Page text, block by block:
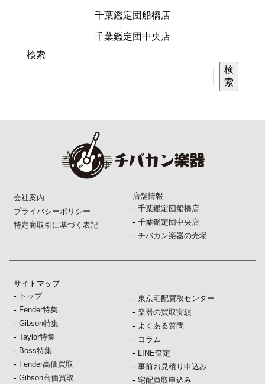
千葉鑑定団船橋店
千葉鑑定団中央店
検索
検
索
会社案内
プライバシーポリシー
特定商取引に基づく表記
店舗情報
- 千葉鑑定団船橋店
- 千葉鑑定団中央店
- チバカン楽器の売場
サイトマップ
- トップ
- Fender特集
-Gibson特集
-Taylor特集
- Boss特集
- Fender高価買取
-Gibson高価買取
- 東京宅配買取センター
- 楽器の買取実績
- よくある質問
- コラム
- LINE査定
- 事前お見積り申込み
- 宅配買取申込み